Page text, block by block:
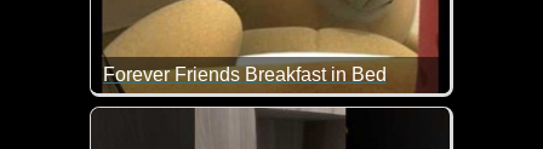
Forever Friends Breakfast in Bed
Alles Liebe und Gute zum Valentinstag!